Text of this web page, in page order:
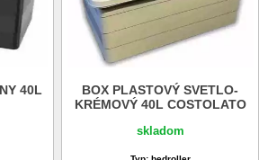
40L
BOX PLASTOVÝ SVETLO-
KRÉMOVÝ 40L COSTOLATO
skladom